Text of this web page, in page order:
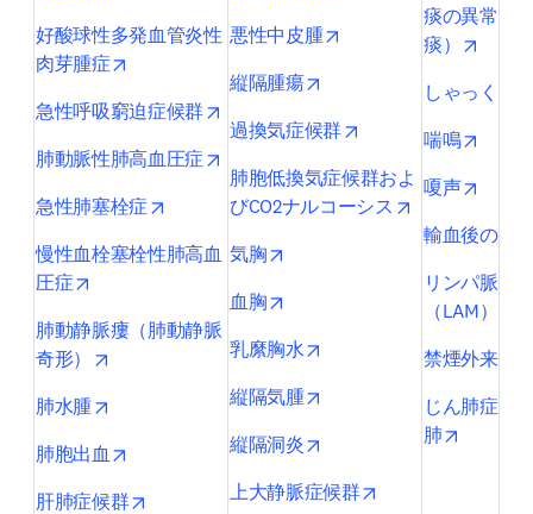
好酸球性多発血管炎性
肉芽腫症
急性呼吸窮迫症候群
肺動脈性肺高血圧症
急性肺塞栓症 opens in new tab/window
慢性血栓塞栓性肺高血
圧症
肺動静脈瘻（肺動静脈
奇形）
opens in new tab/window
肺水腫 opens in new tab/window
肺胞出血 opens in new tab/window
肝肺症候群 opens in new tab/window
悪性中皮腫 opens in new tab/
縦隔腫瘍 opens in new tab/window
過換気症候群 opens in new tab/
肺胞低換気症候群およ
びCO2ナルコーシス
気胸 opens in new tab/window
血胸 opens in new tab/window
乳縻胸水 opens in new tab/window
縦隔気腫 opens in new tab/window
縦隔洞炎 opens in new tab/window
上大静脈症候群
痰の異常（
痰）
しゃっくり
喘鳴
嗄声
輸血後の肺
リンパ脈管
（LAM）
禁煙外来
じん肺症・
肺